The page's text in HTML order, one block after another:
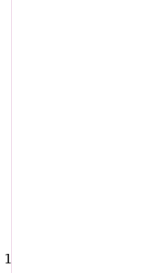
4.0, 133,